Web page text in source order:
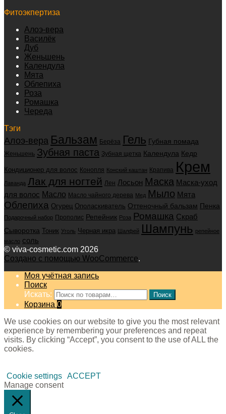
Фитоэкпертиза
Алоэ-вера
Василёк
Дуб
Женьшень
Календула
Мята
Облепиха
Роза
Ромашка
Череда
Тэги
Алоэ-вера Бальзам Берёза Гель Губная помада
Женьшень Зубная паста Зубная щетка Календула Кедр
Кондиционер для волос Конопля Конский каштан Крапива Крем
Лаванда Лак для ногтей Лен Лосьон Маска Маска-уход
для волос Масло Масло чайного дерева Мед Мыло Мята
Облепиха Огурец Ополаскиватель Оттеночный бальзам Пенка
Подарочный набор Прополис Репейник Роза Ромашка Скраб
Сыворотка Тоник Уголь Черная икра Шалфей Шампунь репейное
масло соль
© viva-cosmetic.com 2026
Создано с помощью WooCommerce.
Моя учётная запись
Поиск
Искать:
Поиск
Корзина 0
We use cookies on our website to give you the most relevant
experience by remembering your preferences and repeat
visits. By clicking “Accept”, you consent to the use of ALL the
cookies.
Cookie settings ACCEPT
Manage consent